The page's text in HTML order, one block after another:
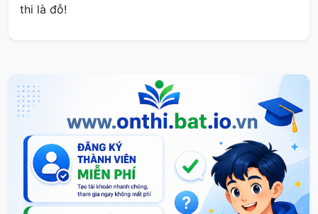
thi là đỗ!